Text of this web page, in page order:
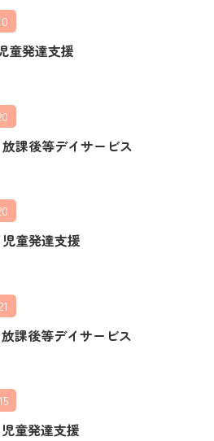
童発達支援
放課後等デイサービス
児童発達支援
放課後等デイサービス
児童発達支援